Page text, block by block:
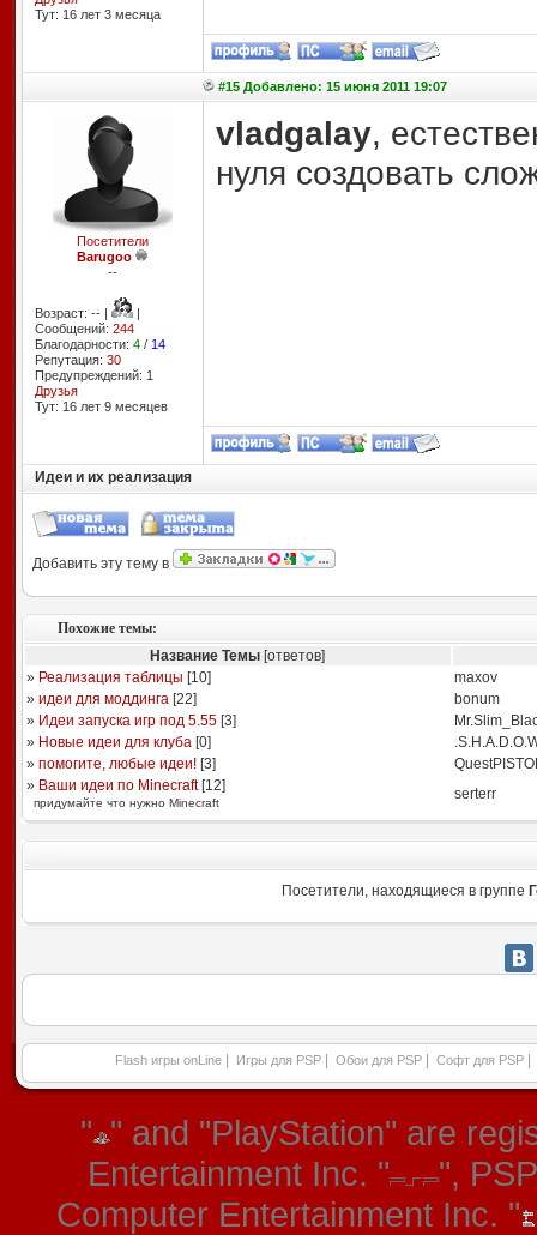
Тут: 16 лет 3 месяцa
#15 Добавлено: 15 июня 2011 19:07
Посетители
Barugoo
--
Возраст: -- |
|
Сообщений: 244
Благодарности: 4/ 14
Репутация: 30
Предупреждений: 1
Друзья
Тут: 16 лет 9 месяцев
vladgalay,
нуля создовать
Идеи и их реализация
Добавить эту тему в
Похожие темы:
Название Темы [ответов]
» Реализация таблицы [10]
maxov
» идеи для моддинга[22]
bonum
» Идеи запуска игр под 5.55[3]
» Новые идеи для клуба[0]
» помогите, любые идеи![3]
» Ваши идеи по Minecraft[12]
придумайте что нужно Minecraft
serterr
Посетители, находящиеся в группе
Flash игры onLine Игры для PSP Обои для PSP Софт для PSP
" " and "PlayStation" are
Entertainment Inc. "
",
Computer Entertainment Inc. "